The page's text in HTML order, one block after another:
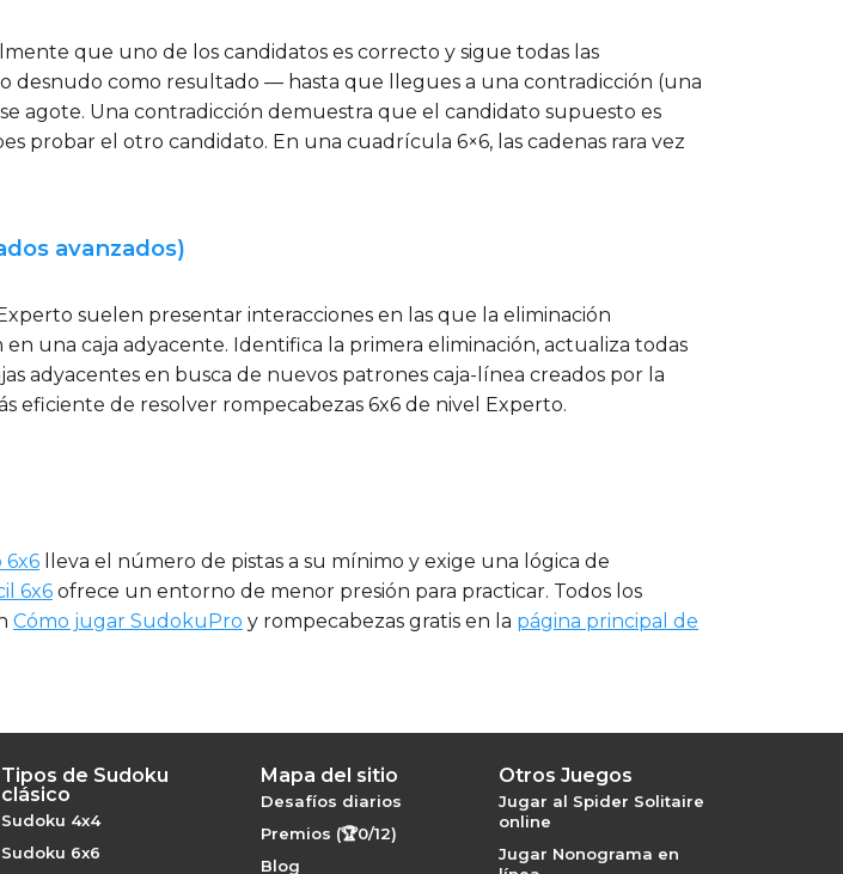
que uno de los candidatos es correcto y sigue todas las
desnudo como resultado — hasta que llegues a una contradicción (una
agote. Una contradicción demuestra que el candidato supuesto es
probar el otro candidato. En una cuadrícula 6×6, las cadenas rara vez
avanzados)
suelen presentar interacciones en las que la eliminación
una caja adyacente. Identifica la primera eliminación, actualiza todas
adyacentes en busca de nuevos patrones caja-línea creados por la
eficiente de resolver rompecabezas 6x6 de nivel Experto.
lleva el número de pistas a su mínimo y exige una lógica de
6x6 ofrece un entorno de menor presión para practicar. Todos los
Cómo jugar SudokuPro y rompecabezas gratis en la página principal de
Tipos de Sudoku
clásico
Sudoku 4x4
Sudoku 6x6
Mapa del sitio
Desafíos diarios
Premios (🏆0/12)
Blog
Otros Juegos
Jugar al Spider Solitaire
online
Jugar Nonograma en